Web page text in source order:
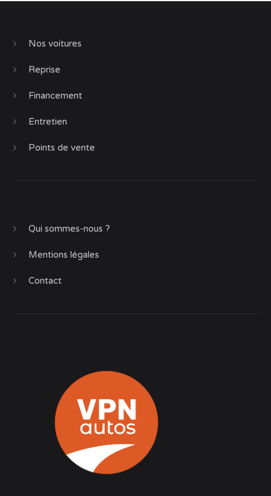
Nos voitures
Reprise
Financement
Entretien
Points de vente
Qui sommes-nous ?
Mentions légales
Contact